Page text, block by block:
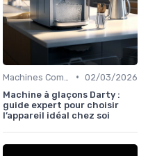
• 02/03/2026
Machine à glaçons Darty :
guide expert pour choisir
l’appareil idéal chez soi